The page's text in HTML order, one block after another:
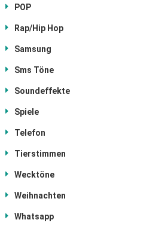
POP
Rap/Hip Hop
Samsung
Sms Töne
Soundeffekte
Spiele
Telefon
Tierstimmen
Wecktöne
Weihnachten
Whatsapp